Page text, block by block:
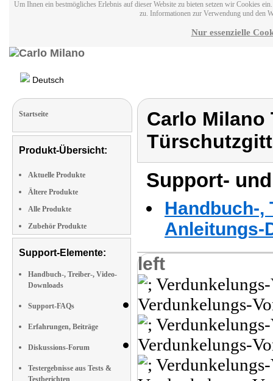
Um Ihnen ein bestmögliches Erlebnis auf dieser Website zu bieten setzen wir Cookies
zu. Informationen zur Verwendung und den
Nur essenzielle
Deutsch
Startseite
Produkt-Übersicht:
Aktuelle Produkte
Ältere Produkte
Alle Produkte
Zubehör Produkte
Support-Elemente:
Handbuch-, Treiber-, Video-
Downloads
Support-FAQs
Erfahrungen, Beiträge
Diskussions-Forum
Testergebnisse aus Tests &
Testberichten
Carlo
Support-
Handbuch-,
Anleitungs-
left